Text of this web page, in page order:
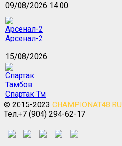
09/08/2026 14:00
Арсенал-2
15/08/2026
Спартак Тм
© 2015-2023 CHAMPIONAT48.RU
Тел.+7 (904) 294-62-17